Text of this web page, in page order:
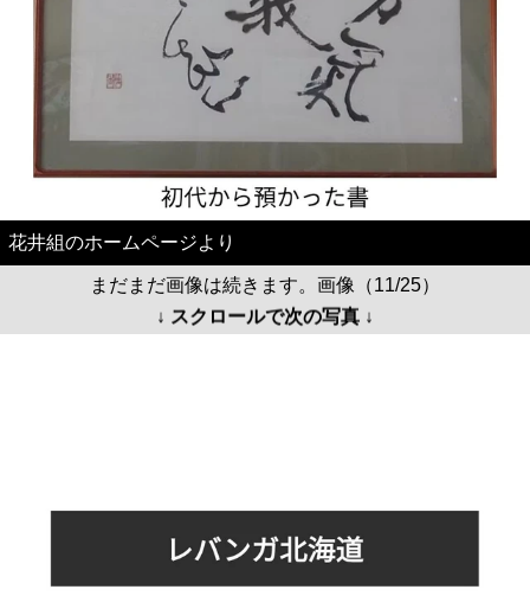
花井組のホームページより
まだまだ画像は続きます。画像（11/25）
↓ スクロールで次の写真 ↓